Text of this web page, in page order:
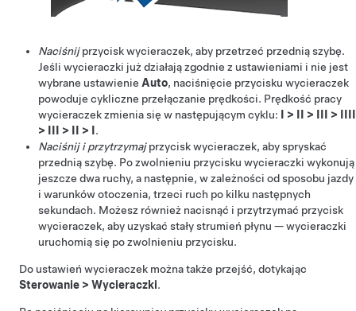
Naciśnijprzycisk wycieraczek, aby przetrzeć przednią szybę.
Jeśli wycieraczki już działają zgodnie z ustawieniami i nie jest
wybrane ustawienie Auto, naciśnięcie przycisku wycieraczek
powoduje cykliczne przełączanie prędkości. Prędkość pracy
wycieraczek zmienia się w następującym cyklu:
> > >
>
> >
.
Naciśnij i przytrzymajprzycisk wycieraczek, aby spryskać
przednią szybę. Po zwolnieniu przycisku wycieraczki wykonują
jeszcze dwa ruchy, a następnie, w zależności od sposobu jazdy
i warunków otoczenia, trzeci ruch po kilku następnych
sekundach. Możesz również nacisnąć i przytrzymać przycisk
wycieraczek, aby uzyskać stały strumień płynu — wycieraczki
uruchomią się po zwolnieniu przycisku.
Do ustawień wycieraczek można także przejść, dotykając
Sterowanie > Wycieraczki.